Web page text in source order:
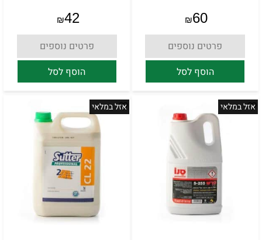
₪60
פרטים נוספים
הוסף לסל
₪42
פרטים נוספים
הוסף לסל
אזל במלאי אזל במלאי